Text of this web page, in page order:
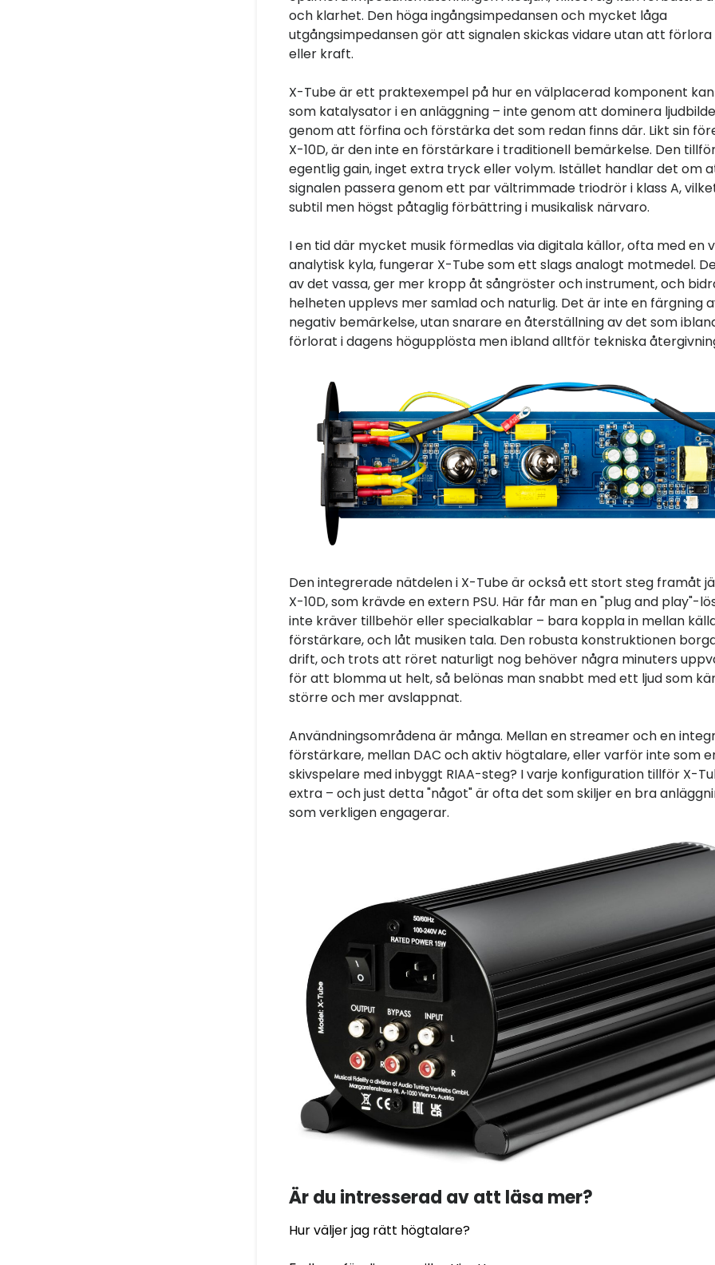
och klarhet. Den höga ingångsimpedansen och mycket låga
utgångsimpedansen gör att signalen skickas vidare utan att
eller kraft.
X-Tube är ett praktexempel på hur en välplacerad komponent
som katalysator i en anläggning – inte genom att dominera
genom att förfina och förstärka det som redan finns där. Likt sin
X-10D, är den inte en förstärkare i traditionell bemärkelse. Den
egentlig gain, inget extra tryck eller volym. Istället handlar det om
signalen passera genom ett par vältrimmade triodrör i klass A,
subtil men högst påtaglig förbättring i musikalisk närvaro.
I en tid där mycket musik förmedlas via digitala källor, ofta med en
analytisk kyla, fungerar X-Tube som ett slags analogt motmedel.
av det vassa, ger mer kropp åt sångröster och instrument, och
helheten upplevs mer samlad och naturlig. Det är inte en färgning
negativ bemärkelse, utan snarare en återställning av det som
förlorat i dagens högupplösta men ibland alltför tekniska
Den integrerade nätdelen i X-Tube är också ett stort steg framåt
X-10D, som krävde en extern PSU. Här får man en "plug and play"-
inte kräver tillbehör eller specialkablar – bara koppla in mellan
förstärkare, och låt musiken tala. Den robusta konstruktionen
drift, och trots att röret naturligt nog behöver några minuters
för att blomma ut helt, så belönas man snabbt med ett ljud som
större och mer avslappnat.
Användningsområdena är många. Mellan en streamer och en
förstärkare, mellan DAC och aktiv högtalare, eller varför inte som
skivspelare med inbyggt RIAA-steg? I varje konfiguration tillför X-
extra – och just detta "något" är ofta det som skiljer en bra
som verkligen engagerar.
Är du intresserad av att läsa mer?
Hur väljer jag rätt högtalare?